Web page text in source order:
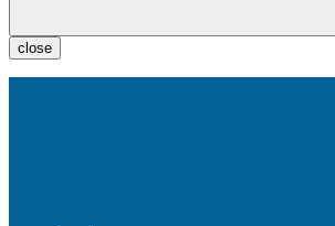
close